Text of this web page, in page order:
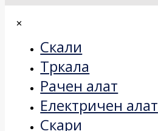
✕
Скали
Тркала
Рачен алат
Електричен алат
Скари